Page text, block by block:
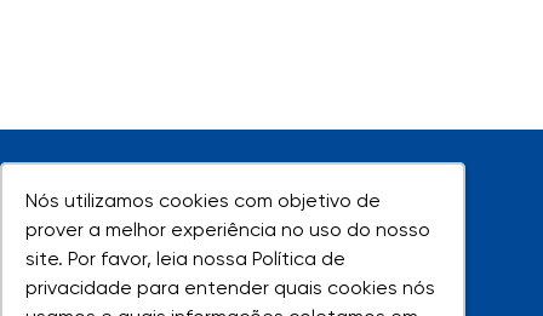
Nós utilizamos cookies com objetivo de
prover a melhor experiência no uso do nosso
site. Por favor, leia nossa Política de
privacidade para entender quais cookies nós
Nós utilizamos cookies com objetivo de
prover a melhor experiência no uso do nosso
site. Por favor, leia nossa Política de
privacidade para entender quais cookies nós
UNIVAP - Todos os direitos reservados